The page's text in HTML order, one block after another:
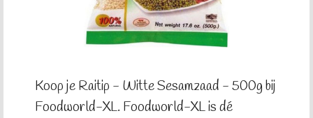
Koop je Raitip - Witte Sesamzaad - 500g bij
Foodworld-XL. Foodworld-XL is dé